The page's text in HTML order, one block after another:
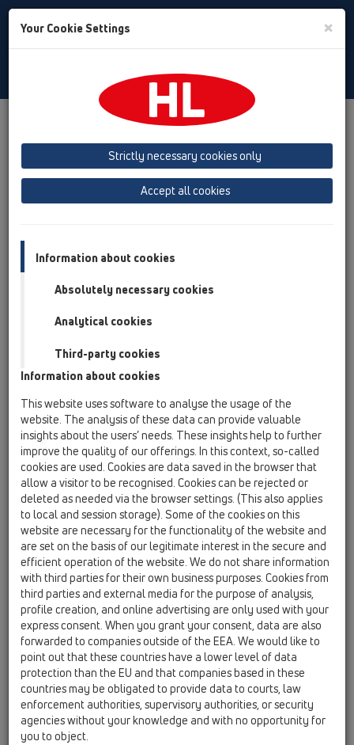
Toggle
přehled produktů 13 Podlahy
svisle
HL317 HL317K
Výrobky
HL317K
Těleso podlahové vpusti
DN50/75/110 se svislým
odtokem, s izolační přírubou, ZU
standard - vodní
Your Cookie Settings ×
Strictly necessary cookies only
Accept all cookies
Information about cookies
Absolutely necessary cookies
Analytical cookies
Third-party cookies
Information about cookies
This website uses software to analyse the usage of the
website. The analysis of these data can provide valuable
insights about the users’ needs. These insights help to further
improve the quality of our offerings. In this context, so-called
cookies are used. Cookies are data saved in the browser that
allow a visitor to be recognised. Cookies can be rejected or
deleted as needed via the browser settings. (This also applies
to local and session storage). Some of the cookies on this
website are necessary for the functionality of the website and
are set on the basis of our legitimate interest in the secure and
efficient operation of the website. We do not share information
with third parties for their own business purposes. Cookies from
third parties and external media for the purpose of analysis,
profile creation, and online advertising are only used with your
express consent. When you grant your consent, data are also
forwarded to companies outside of the EEA. We would like to
point out that these countries have a lower level of data
protection than the EU and that companies based in these
countries may be obligated to provide data to courts, law
enforcement authorities, supervisory authorities, or security
agencies without your knowledge and with no opportunity for
you to object.